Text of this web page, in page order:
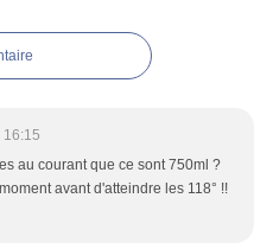
au courant que ce sont 750ml ?
avant d'atteindre les 118° !!